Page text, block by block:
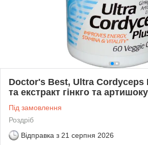
Doctor's Best, Ultra Cordyceps
та екстракт гінкго та
Під замовлення
Роздріб
Відправка з 21 серпня 2026